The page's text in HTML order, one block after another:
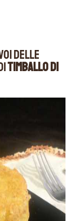
delle
timballo di